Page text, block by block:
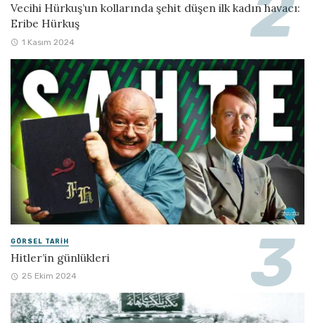
Vecihi Hürkuş’un kollarında şehit düşen ilk kadın havacı:
Eribe Hürkuş
1 Kasım 2024
GÖRSEL TARIH
Hitler’in günlükleri
25 Ekim 2024